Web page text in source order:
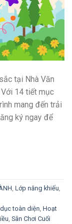
tại Nhà Văn
Với 14 tiết mục
mang đến trải
ký ngay để
Lớp năng khiếu
toàn diện Hoạt
Sân Chơi Cuối